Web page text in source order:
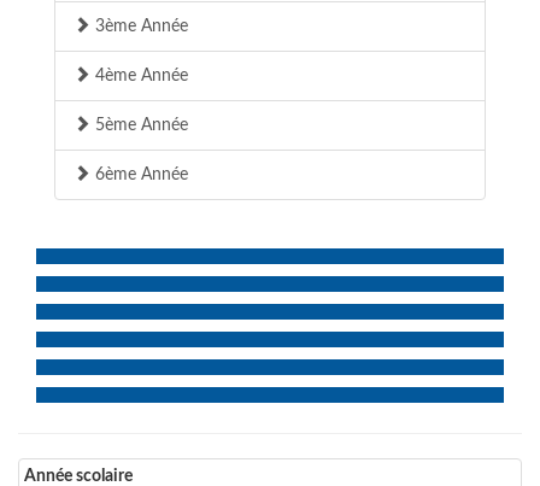
3ème Année
4ème Année
5ème Année
6ème Année
Année scolaire